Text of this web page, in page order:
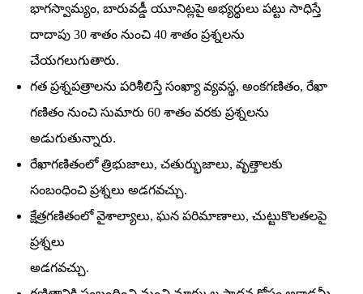
భాగస్వామ్యం, బారువడ్డీ యూనిట్లపై అభ్యర్థులు పట్టు సాధిస్తే
దాదాపు 30 శాతం నుంచి 40 శాతం ప్రశ్నలను
చేయగలుగుతారు.
గత ప్రశ్నపత్రాలను పరిశీలిస్తే సంఖ్యా వ్యవస్థ, అంకగణితం, రేఖా
గణితం నుంచి సుమారు 60 శాతం వరకు ప్రశ్నలను
అడుగుతున్నారు.
రేఖాగణితంలో త్రిభుజాలు, చతుర్భుజాలు, వృత్తాలకు
సంబంధించి ప్రశ్నలు అడగవచ్చు.
క్షేత్రగణితంలో వైశాల్యాలు, ఘన పరిమాణాలు, చుట్టుకొలతలపై
ప్రశ్నలు
అడగవచ్చు.